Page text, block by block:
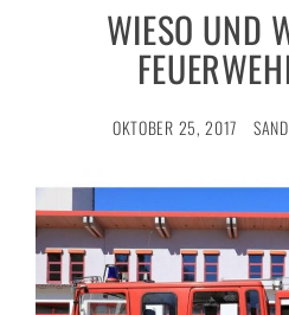
WIESO UND
OKTOBER 25, 2017